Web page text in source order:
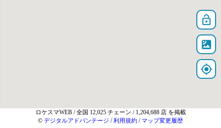
lock_open
satellite
my_location
ロケスマWEB / 全国 12,025 チェーン / 1,204,688 店 を掲載
© デジタルアドバンテージ /利用規約 / マップ変更履歴